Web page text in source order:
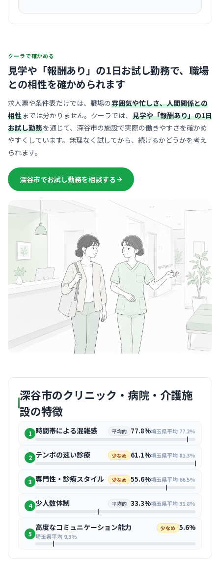
クーラで確かめる
見学や「報酬あり」の1日お試し勤務で、 職場
との相性を確かめられます
求人票や条件表だけでは、職場の雰囲気や忙しさ、人間関係との
相性までは分かりません。クーラでは、 見学や「報酬あり」の1日
お試し勤務を通じて、深谷市の施設で実際の働きやすさを確かめ
やすくしています。無理なく試してから、続けるかどうかを考え
られます。
深谷市でお試し勤務を相談する
深谷市のクリニック・病院・介護施
設の特徴
1 時間帯による混雑感 平均的 77.8%埼玉県平均 77.2%
2 テンポの速い診療 少なめ 61.1%埼玉県平均 81.3%
3 専門性・診療スタイル 少なめ 55.6%埼玉県平均 66.5%
4 少人数体制 平均的 33.3%埼玉県平均 31.8%
5
高度なコミュニケーション能力 少なめ 5.6%
埼玉県平均 9.3%